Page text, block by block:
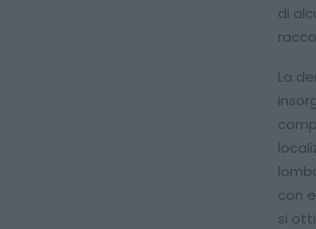
di
La
con
si